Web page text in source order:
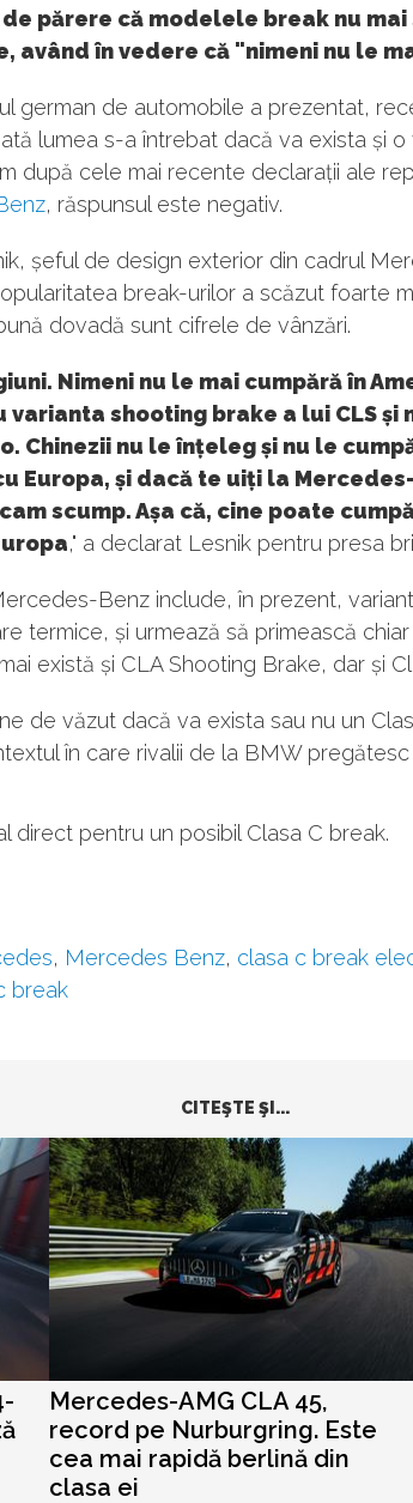
de părere că modelele break nu mai
având în vedere că "nimeni nu le
german de automobile a prezentat,
lumea s-a întrebat dacă va exista și o
după cele mai recente declarații ale
, răspunsul este negativ.
șeful de design exterior din cadrul
break-urilor a scăzut foarte
dovadă sunt cifrele de vânzări.
Nimeni nu le mai cumpără în
varianta shooting brake a lui CLS și
Chinezii nu le înțeleg și nu le
Europa, și dacă te uiți la
scump. Așa că, cine poate
," a declarat Lesnik pentru presa
Benz include, în prezent,
termice, și urmează să primească
există și CLA Shooting Brake, dar și
de văzut dacă va exista sau nu un
în care rivalii de la BMW pregătesc
direct pentru un posibil Clasa C break.
, Mercedes Benz, clasa c break
break
CITEŞTE ŞI...
Mercedes-AMG CLA 45,
record pe Nurburgring. Este
cea mai rapidă berlină din
clasa ei